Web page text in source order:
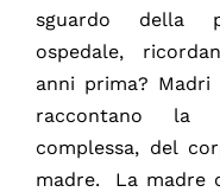
sguardo della
ospedale,
anni prima?
raccontano la
complessa, del
madre. La madre